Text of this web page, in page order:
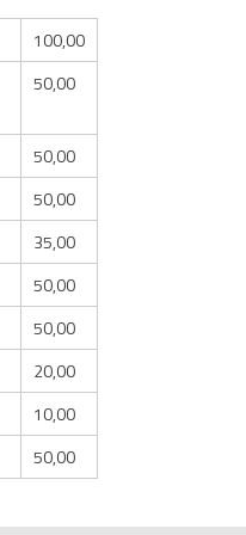
100,00
50,00
50,00
50,00
35,00
50,00
50,00
20,00
10,00
50,00